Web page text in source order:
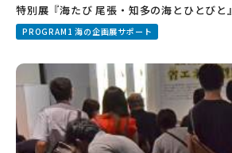
特別展『海たび 尾張・知多の海とひとびと』
PROGRAM1 海の企画展サポート